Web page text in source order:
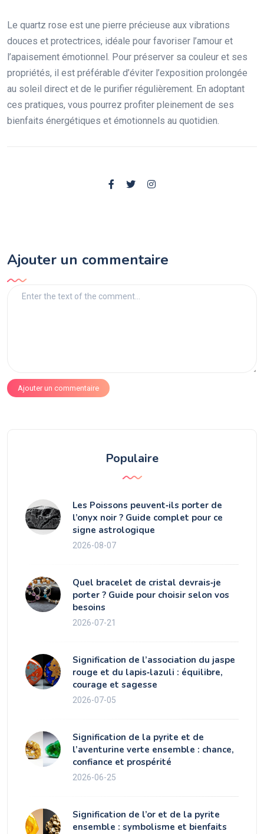
Le quartz rose est une pierre précieuse aux vibrations
douces et protectrices, idéale pour favoriser l’amour et
l’apaisement émotionnel. Pour préserver sa couleur et ses
propriétés, il est préférable d’éviter l’exposition prolongée
au soleil direct et de le purifier régulièrement. En adoptant
ces pratiques, vous pourrez profiter pleinement de ses
bienfaits énergétiques et émotionnels au quotidien.
Ajouter un commentaire
Ajouter un commentaire
Populaire
Les Poissons peuvent‑ils porter de
l’onyx noir ? Guide complet pour ce
signe astrologique
2026-08-07
Quel bracelet de cristal devrais‑je
porter ? Guide pour choisir selon vos
besoins
2026-07-21
Signification de l’association du jaspe
rouge et du lapis‑lazuli : équilibre,
courage et sagesse
2026-07-05
Signification de la pyrite et de
l’aventurine verte ensemble : chance,
confiance et prospérité
2026-06-25
Signification de l’or et de la pyrite
ensemble : symbolisme et bienfaits